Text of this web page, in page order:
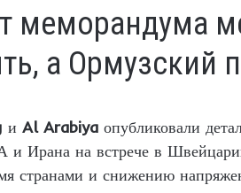
меморандума
а Ормузский
и Al Arabiya опубликовали
Ирана на встрече в
странами и снижению